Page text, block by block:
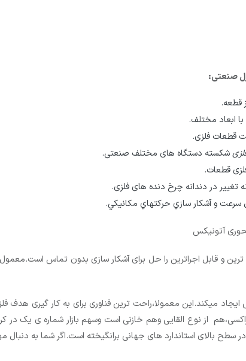
صنعتی:
قطعه.
با ابعاد مختلف.
قطعات فلزی.
شکسته دستگاه های مختلف صنعتی.
قطعات.
تغییر در دندانه چرخ دنده های فلزی.
سرعت و آشكار سازي حركتهاي مكانيكي.
آتونیکس
و قابل اجراترین را حل برای آشکار سازی بدون تماس
حسگر پراکسی،هم از نوع القایی وهم خازنی است وسهم بازار شماره ی
سطح بالای استاندارد های جهانی برانگیخته است.اگر شما به